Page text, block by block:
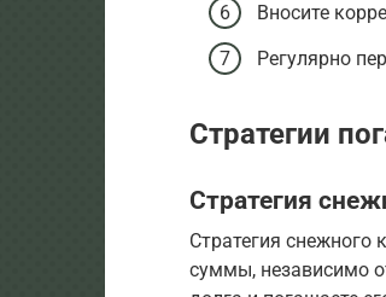
Вносите
Регулярно
Стратегии
Стратегия
Стратегия снежного
суммы, независимо